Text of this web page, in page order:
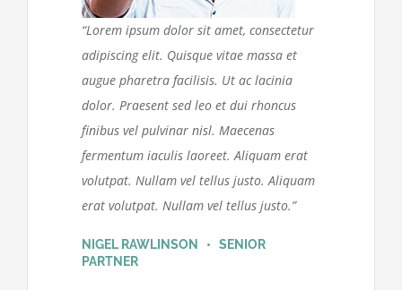
“Lorem ipsum dolor sit amet, consectetur
adipiscing elit. Quisque vitae massa et
augue pharetra facilisis. Ut ac lacinia
dolor. Praesent sed leo et dui rhoncus
finibus vel pulvinar nisl. Maecenas
fermentum iaculis laoreet. Aliquam erat
volutpat. Nullam vel tellus justo. Aliquam
erat volutpat. Nullam vel tellus justo.”
NIGEL RAWLINSON • SENIOR
PARTNER